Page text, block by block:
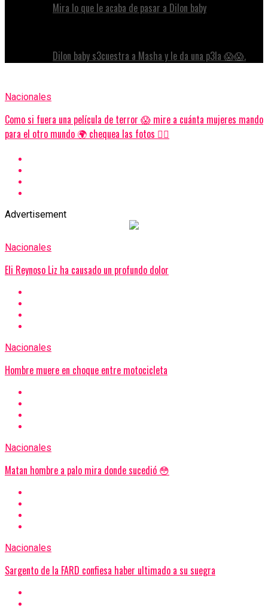
Mira lo que le acaba de pasar a Dilon baby
Dilon baby s3cuestra a Masha y le da una p3la 😱😱.
Nacionales
Como si fuera una película de terror 😱 mire a cuánta mujeres mando
para el otro mundo 🌍 chequea las fotos 👇🏼
Advertisement
Nacionales
Eli Reynoso Liz ha causado un profundo dolor
Nacionales
Hombre muere en choque entre motocicleta
Nacionales
Matan hombre a palo mira donde sucedió 😳
Nacionales
Sargento de la FARD confiesa haber ultimado a su suegra